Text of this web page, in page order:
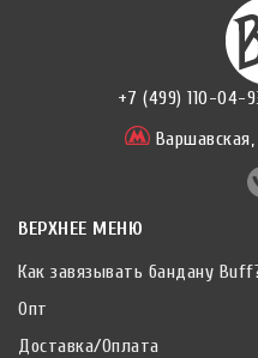
+7 (499) 110-04-
Варшавская,
ВЕРХНЕЕ МЕНЮ
Как завязывать бандану
Опт
Доставка/Оплата